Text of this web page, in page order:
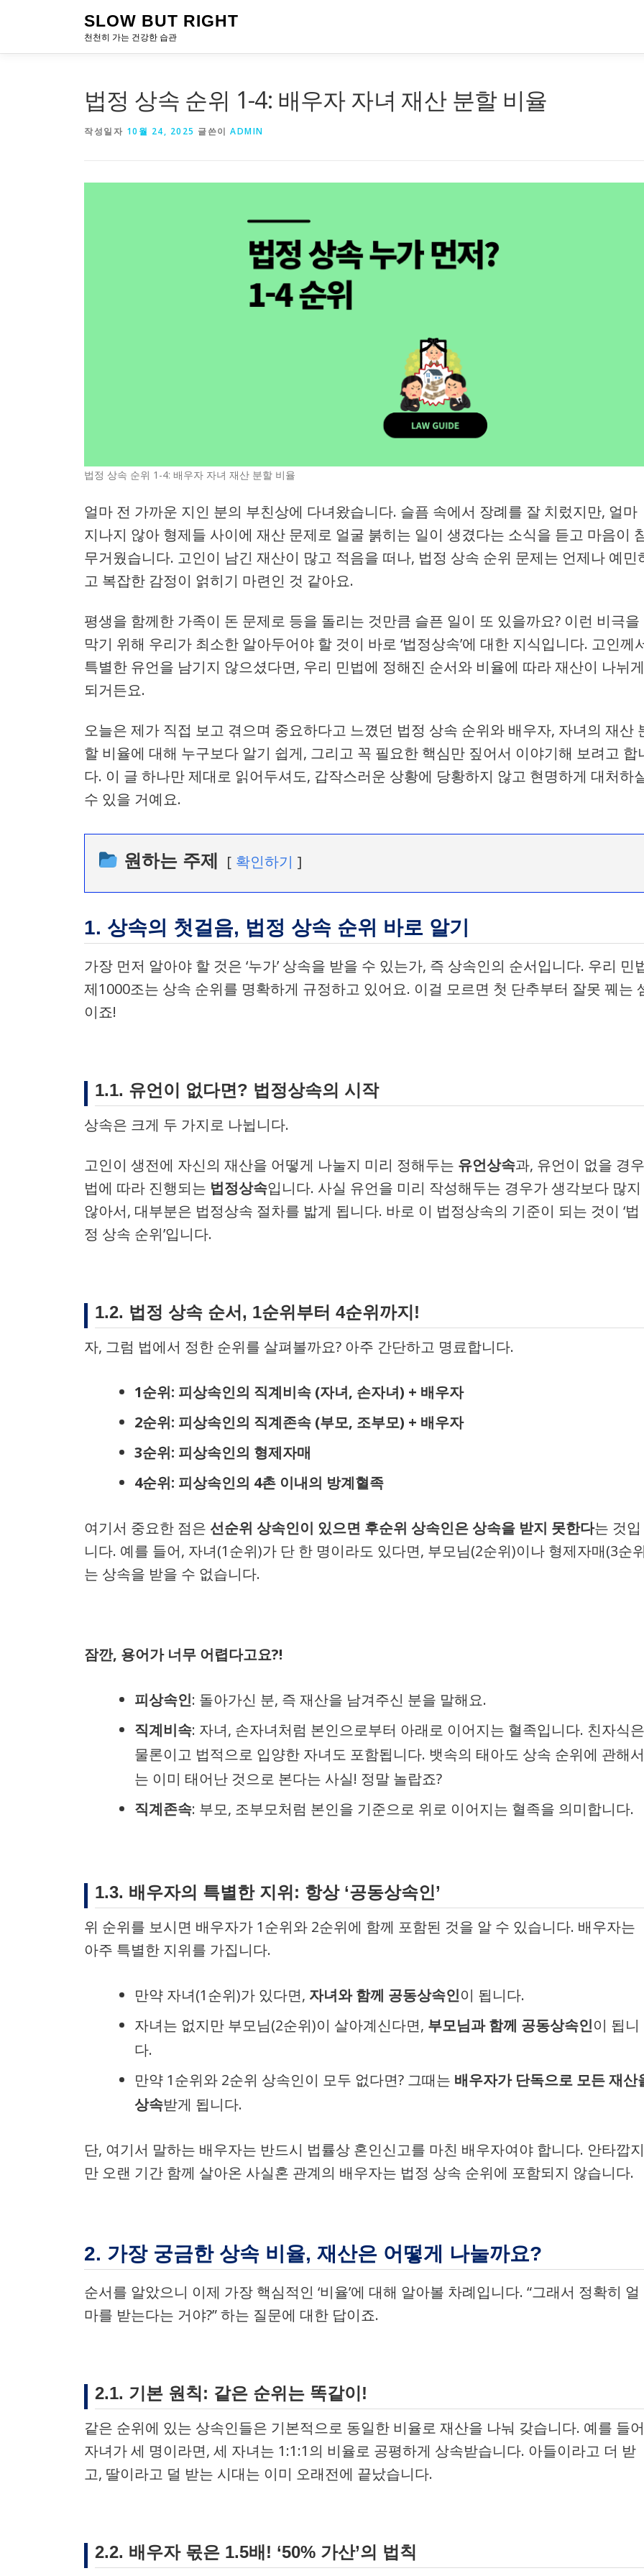
로
SLOW BUT RIGHT
천천히 가는 건강한 습관
법정 상속 순위 1-4: 배우자 자녀 재산 분할 비율
작성일자 10월 24, 2025 글쓴이 ADMIN
법정 상속 순위 1-4: 배우자 자녀 재산 분할 비율
얼마 전 가까운 지인 분의 부친상에 다녀왔습니다. 슬픔 속에서 장례를 잘 치렀지만, 얼마
지나지 않아 형제들 사이에 재산 문제로 얼굴 붉히는 일이 생겼다는 소식을 듣고 마음이
무거웠습니다. 고인이 남긴 재산이 많고 적음을 떠나, 법정 상속 순위 문제는 언제나 예민
고 복잡한 감정이 얽히기 마련인 것 같아요.
평생을 함께한 가족이 돈 문제로 등을 돌리는 것만큼 슬픈 일이 또 있을까요? 이런 비극을
막기 위해 우리가 최소한 알아두어야 할 것이 바로 ‘법정상속’에 대한 지식입니다. 고인께
특별한 유언을 남기지 않으셨다면, 우리 민법에 정해진 순서와 비율에 따라 재산이 나뉘게
되거든요.
오늘은 제가 직접 보고 겪으며 중요하다고 느꼈던 법정 상속 순위와 배우자, 자녀의 재산
할 비율에 대해 누구보다 알기 쉽게, 그리고 꼭 필요한 핵심만 짚어서 이야기해 보려고 합
다. 이 글 하나만 제대로 읽어두셔도, 갑작스러운 상황에 당황하지 않고 현명하게 대처하
수 있을 거예요.
원하는 주제 확인하기
1. 상속의 첫걸음, 법정 상속 순위 바로 알기
가장 먼저 알아야 할 것은 ‘누가’ 상속을 받을 수 있는가, 즉 상속인의 순서입니다. 우리 민
제1000조는 상속 순위를 명확하게 규정하고 있어요. 이걸 모르면 첫 단추부터 잘못 꿰는
이죠!
1.1. 유언이 없다면? 법정상속의 시작
상속은 크게 두 가지로 나뉩니다.
고인이 생전에 자신의 재산을 어떻게 나눌지 미리 정해두는 유언상속과, 유언이 없을 경우
법에 따라 진행되는 법정상속입니다. 사실 유언을 미리 작성해두는 경우가 생각보다 많지
않아서, 대부분은 법정상속 절차를 밟게 됩니다. 바로 이 법정상속의 기준이 되는 것이 ‘법
정 상속 순위’입니다.
1.2. 법정 상속 순서, 1순위부터 4순위까지!
자, 그럼 법에서 정한 순위를 살펴볼까요? 아주 간단하고 명료합니다.
1순위: 피상속인의 직계비속 (자녀, 손자녀) + 배우자
2순위: 피상속인의 직계존속 (부모, 조부모) + 배우자
3순위: 피상속인의 형제자매
4순위: 피상속인의 4촌 이내의 방계혈족
여기서 중요한 점은 선순위 상속인이 있으면 후순위 상속인은 상속을 받지 못한다는 것입
니다. 예를 들어, 자녀(1순위)가 단 한 명이라도 있다면, 부모님(2순위)이나 형제자매(3순
는 상속을 받을 수 없습니다.
잠깐, 용어가 너무 어렵다고요?!
피상속인: 돌아가신 분, 즉 재산을 남겨주신 분을 말해요.
직계비속: 자녀, 손자녀처럼 본인으로부터 아래로 이어지는 혈족입니다. 친자식은
물론이고 법적으로 입양한 자녀도 포함됩니다. 뱃속의 태아도 상속 순위에 관해서
는 이미 태어난 것으로 본다는 사실! 정말 놀랍죠?
직계존속: 부모, 조부모처럼 본인을 기준으로 위로 이어지는 혈족을 의미합니다.
1.3. 배우자의 특별한 지위: 항상 ‘공동상속인’
위 순위를 보시면 배우자가 1순위와 2순위에 함께 포함된 것을 알 수 있습니다. 배우자는
아주 특별한 지위를 가집니다.
만약 자녀(1순위)가 있다면, 자녀와 함께 공동상속인이 됩니다.
자녀는 없지만 부모님(2순위)이 살아계신다면, 부모님과 함께 공동상속인이 됩니
다.
만약 1순위와 2순위 상속인이 모두 없다면? 그때는 배우자가 단독으로 모든 재산
상속받게 됩니다.
단, 여기서 말하는 배우자는 반드시 법률상 혼인신고를 마친 배우자여야 합니다. 안타깝지
만 오랜 기간 함께 살아온 사실혼 관계의 배우자는 법정 상속 순위에 포함되지 않습니다.
2. 가장 궁금한 상속 비율, 재산은 어떻게 나눌까요?
순서를 알았으니 이제 가장 핵심적인 ‘비율’에 대해 알아볼 차례입니다. “그래서 정확히 얼
마를 받는다는 거야?” 하는 질문에 대한 답이죠.
2.1. 기본 원칙: 같은 순위는 똑같이!
같은 순위에 있는 상속인들은 기본적으로 동일한 비율로 재산을 나눠 갖습니다. 예를 들어
자녀가 세 명이라면, 세 자녀는 1:1:1의 비율로 공평하게 상속받습니다. 아들이라고 더 받
고, 딸이라고 덜 받는 시대는 이미 오래전에 끝났습니다.
2.2. 배우자 몫은 1.5배! ‘50% 가산’의 법칙